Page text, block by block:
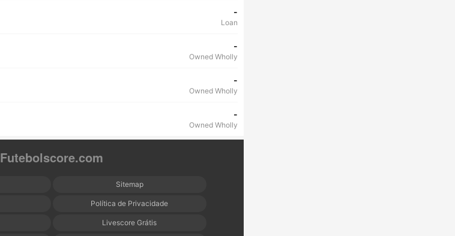
-
Loan
-
Owned Wholly
-
Owned Wholly
-
Owned Wholly
Futebolscore.com
Sitemap
Política de Privacidade
Livescore Grátis